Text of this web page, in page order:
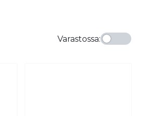
Varastossa: